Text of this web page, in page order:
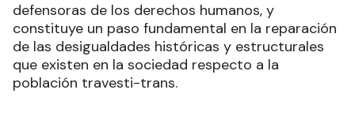
defensoras de los derechos humanos, y
constituye un paso fundamental en la reparación
de las desigualdades históricas y estructurales
que existen en la sociedad respecto a la
población travesti-trans.